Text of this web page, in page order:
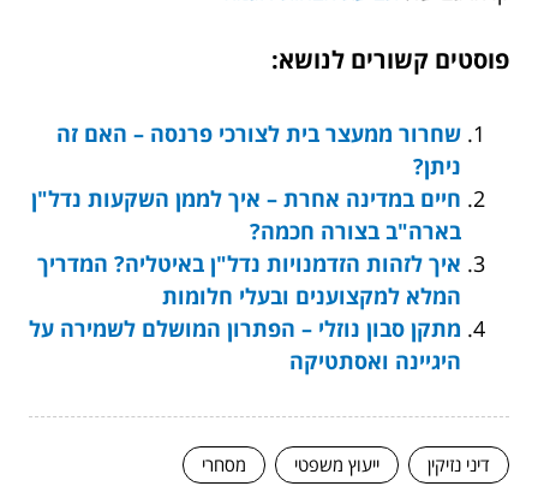
פוסטים קשורים לנושא:
שחרור ממעצר בית לצורכי פרנסה – האם זה
ניתן?
חיים במדינה אחרת – איך לממן השקעות נדל"ן
בארה"ב בצורה חכמה?
איך לזהות הזדמנויות נדל"ן באיטליה? המדריך
המלא למקצוענים ובעלי חלומות
מתקן סבון נוזלי – הפתרון המושלם לשמירה על
היגיינה ואסתטיקה
דיני נזיקין ייעוץ משפטי מסחרי